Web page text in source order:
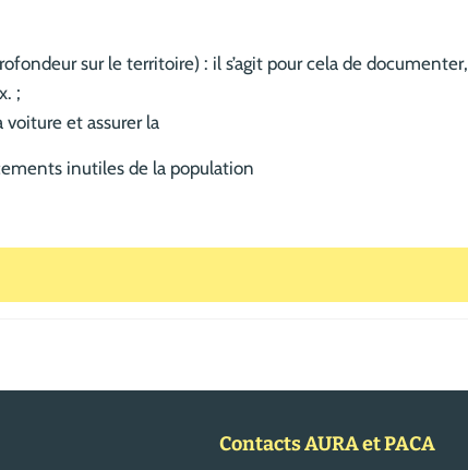
sur le territoire) : il s’agit pour cela de documenter,
;
voiture et assurer la
inutiles de la population
Contacts AURA et PACA